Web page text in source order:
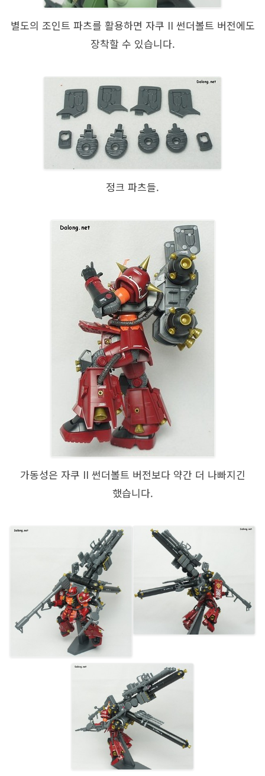
별도의 조인트 파츠를 활용하면 자쿠 II 썬더볼트 버전에도
장착할 수 있습니다.
정크 파츠들.
가동성은 자쿠 II 썬더볼트 버전보다 약간 더 나빠지긴
했습니다.